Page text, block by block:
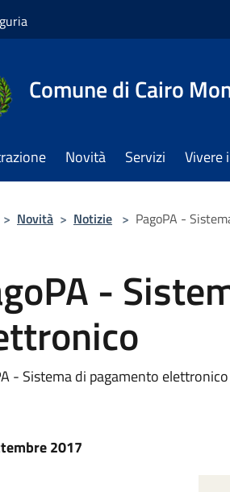
Comune di Cairo
Novità Servizi Vivere
> Novità > Notizie > PagoPA -
-
- Sistema di pagamento elettronico
2017